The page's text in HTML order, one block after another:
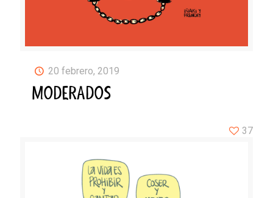
20 febrero, 2019
MODERADOS
37